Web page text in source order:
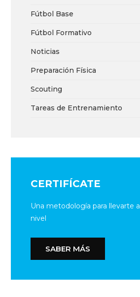
Fútbol Base
Fútbol Formativo
Noticias
Preparación Física
Scouting
Tareas de Entrenamiento
CERTIFÍCATE
Una metodología para llevarte
nivel
SABER MÁS